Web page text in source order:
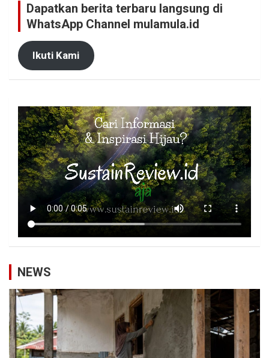
Dapatkan berita terbaru langsung di
WhatsApp Channel mulamula.id
Ikuti Kami
NEWS